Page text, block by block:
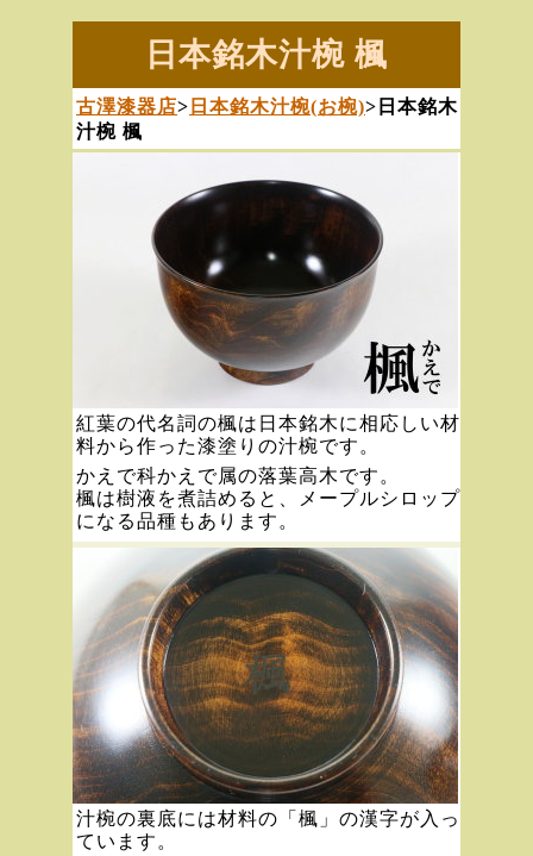
日本銘木汁椀 楓
古澤漆器店> 日本銘木汁椀(お椀)>日本銘木
汁椀 楓
紅葉の代名詞の楓は日本銘木に相応しい材
料から作った漆塗りの汁椀です。
かえで科かえで属の落葉高木です。
楓は樹液を煮詰めると、メープルシロップ
になる品種もあります。
汁椀の裏底には材料の「楓」の漢字が入っ
ています。